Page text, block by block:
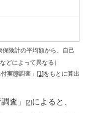
険計の平均額から、自己
どによって異なる）
実態調査」
[1]をもとに算出
査」 [2]によると、